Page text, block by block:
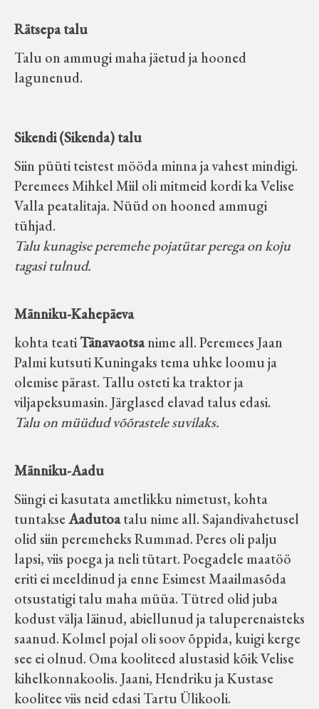
Rätsepa talu
Talu on ammugi maha jäetud ja hooned
lagunenud.
Sikendi (Sikenda) talu
Siin püüti teistest mööda minna ja vahest mindigi.
Peremees Mihkel Miil oli mitmeid kordi ka Velise
Valla peatalitaja. Nüüd on hooned ammugi
tühjad.
Talu kunagise peremehe pojatütar perega on koju
tagasi tulnud.
Männiku-Kahepäeva
kohta teatiTänavaotsanime all. Peremees Jaan
Palmi kutsuti Kuningaks tema uhke loomu ja
olemise pärast. Tallu osteti ka traktor ja
viljapeksumasin. Järglased elavad talus edasi.
Talu on müüdud võõrastele suvilaks.
Männiku-Aadu
Siingi ei kasutata ametlikku nimetust, kohta
tuntakseAadutoatalu nime all. Sajandivahetusel
olid siin peremeheks Rummad. Peres oli palju
lapsi, viis poega ja neli tütart. Poegadele maatöö
eriti ei meeldinud ja enne Esimest Maailmasõda
otsustatigi talu maha müüa. Tütred olid juba
kodust välja läinud, abiellunud ja taluperenaisteks
saanud. Kolmel pojal oli soov õppida, kuigi kerge
see ei olnud. Oma kooliteed alustasid kõik Velise
kihelkonnakoolis. Jaani, Hendriku ja Kustase
koolitee viis neid edasi Tartu Ülikooli.